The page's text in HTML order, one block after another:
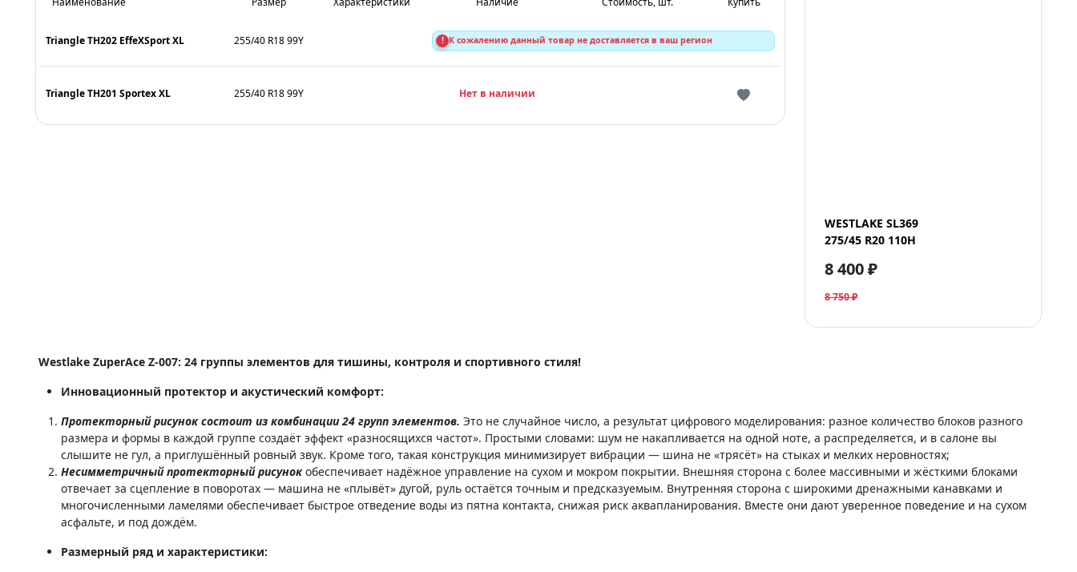
Triangle TH202 EffeXSport XL 255/40 R18 99Y ! К сожалению данный товар не доставляется в ваш регион
Triangle TH201 Sportex XL 255/40 R18 99Y Нет в наличии
WESTLAKE SL369
275/45 R20 110H
8 400 ₽
8 750 ₽
Westlake ZuperAce Z-007: 24 группы элементов для тишины, контроля и спортивного стиля!
Инновационный протектор и акустический комфорт:
Протекторный рисунок состоит из комбинации 24 групп элементов. Это не случайное число, а результат цифрового моделирования: разное количество блоков разного
размера и формы в каждой группе создаёт эффект «разносящихся частот». Простыми словами: шум не накапливается на одной ноте, а распределяется, и в салоне вы
слышите не гул, а приглушённый ровный звук. Кроме того, такая конструкция минимизирует вибрации — шина не «трясёт» на стыках и мелких неровностях;
Несимметричный протекторный рисунокобеспечивает надёжное управление на сухом и мокром покрытии. Внешняя сторона с более массивными и жёсткими блоками
отвечает за сцепление в поворотах — машина не «плывёт» дугой, руль остаётся точным и предсказуемым. Внутренняя сторона с широкими дренажными канавками и
многочисленными ламелями обеспечивает быстрое отведение воды из пятна контакта, снижая риск аквапланирования. Вместе они дают уверенное поведение и на сухом
асфальте, и под дождём.
Размерный ряд и характеристики: